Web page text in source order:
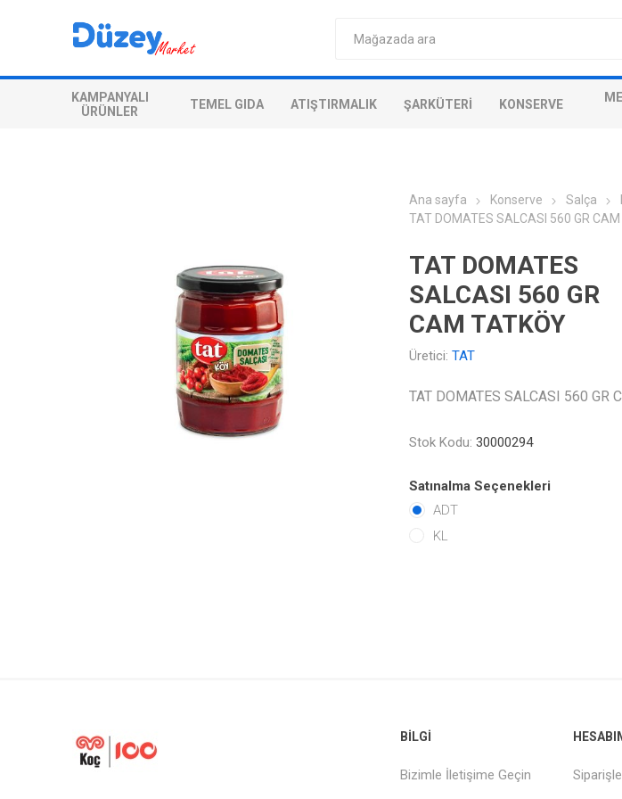
KAMPANYALI
ÜRÜNLER
TEMEL GIDA ATIŞTIRMALIK ŞARKÜTERI KONSERVE
Ana sayfa Konserve Salça
TAT DOMATES SALCASI 560 GR
TAT DOMATES
SALCASI 560 GR
CAM TATKÖY
Üretici: TAT
TAT DOMATES SALCASI 560 GR
Stok Kodu: 30000294
Satınalma Seçenekleri
ADT
KL
BILGI
Bizimle İletişime Geçin